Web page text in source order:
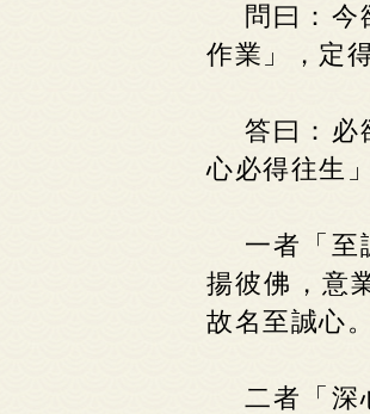
問曰：
作業」，定
答曰：必
心必得往生
一者「至
揚彼佛，意
故名至誠心
二者「深